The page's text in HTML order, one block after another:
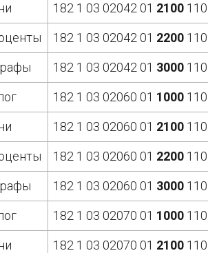
182 1 03 02042 01 2100 110
182 1 03 02042 01 2200 110
182 1 03 02042 01 3000 110
182 1 03 02060 01 1000 110
182 1 03 02060 01 2100 110
182 1 03 02060 01 2200 110
182 1 03 02060 01 3000 110
182 1 03 02070 01 1000 110
182 1 03 02070 01 2100 110